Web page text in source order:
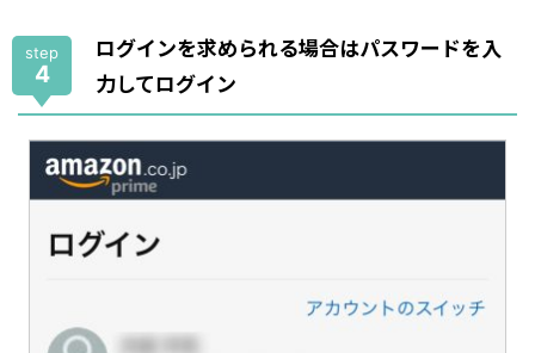
step
4
ログインを求められる場合はパスワードを入
力してログイン